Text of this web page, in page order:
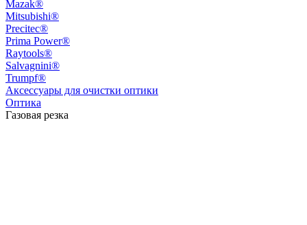
Mazak®
Mitsubishi®
Precitec®
Prima Power®
Raytools®
Salvagnini®
Trumpf®
Аксессуары для очистки оптики
Оптика
Газовая резка